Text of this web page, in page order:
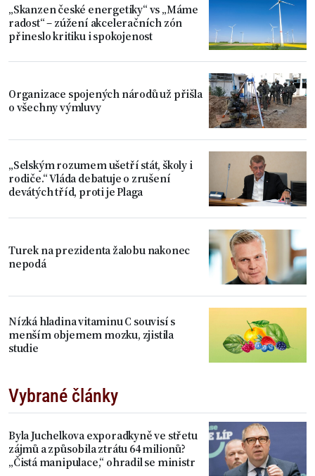
„Skanzen české energetiky“ vs „Máme
radost“ – zúžení akceleračních zón
přineslo kritiku i spokojenost
Organizace spojených národů už přišla
o všechny výmluvy
„Selským rozumem ušetří stát, školy i
rodiče.“ Vláda debatuje o zrušení
devátých tříd, proti je Plaga
Turek na prezidenta žalobu nakonec
nepodá
Nízká hladina vitaminu C souvisí s
menším objemem mozku, zjistila
studie
Vybrané články
Byla Juchelkova exporadkyně ve střetu
zájmů a způsobila ztrátu 64 milionů?
„Čistá manipulace,“ ohradil se ministr